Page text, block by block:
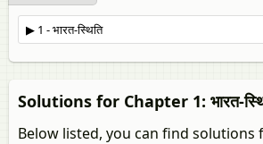
Solutions for Chapter 1: भारत-
Below listed, you can find solutions